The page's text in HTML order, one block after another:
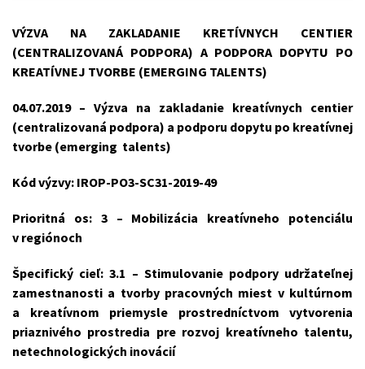
VÝZVA NA ZAKLADANIE KRETÍVNYCH CENTIER
(CENTRALIZOVANÁ PODPORA) A PODPORA DOPYTU PO
KREATÍVNEJ TVORBE (EMERGING TALENTS)
04.07.2019 – Výzva na zakladanie kreatívnych centier
(centralizovaná podpora) a podporu dopytu po kreatívnej
tvorbe (emerging talents)
Kód výzvy: IROP-PO3-SC31-2019-49
Prioritná os: 3 – Mobilizácia kreatívneho potenciálu
v regiónoch
Špecifický cieľ: 3.1 – Stimulovanie podpory udržateľnej
zamestnanosti a tvorby pracovných miest v kultúrnom
a kreatívnom priemysle prostredníctvom vytvorenia
priaznivého prostredia pre rozvoj kreatívneho talentu,
netechnologických inovácií